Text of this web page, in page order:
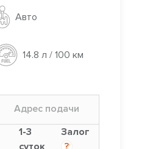
Авто
14.8 л / 100 км
Адрес подачи
1-3
Залог